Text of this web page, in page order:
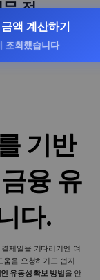
정
화
기반
융 유
다.
제일을 기다리기엔 여
움을 요청하기도 쉽지
유동성 확보 방법을 안
액 계산하기
조회했습니다